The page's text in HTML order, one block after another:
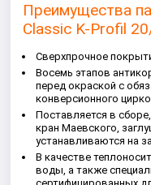
Преимущества
Classic K-Profil
Сверхпрочное
Восемь этапов
перед окраской с
конверсионного
Поставляется в
кран Маевского,
устанавливаются на
В качестве
воды, а также